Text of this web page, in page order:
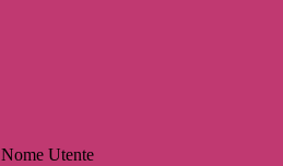
Nome Utente